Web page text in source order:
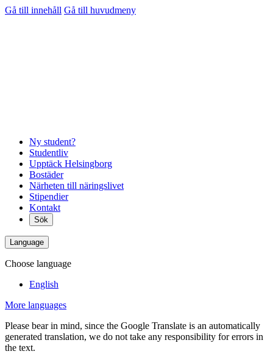
Gå till innehåll Gå till huvudmeny
Ny student?
Studentliv
Upptäck Helsingborg
Bostäder
Närheten till näringslivet
Stipendier
Kontakt
Sök
Language
Choose language
English
More languages
Please bear in mind, since the Google Translate is an automatically
generated translation, we do not take any responsibility for errors in
the text.